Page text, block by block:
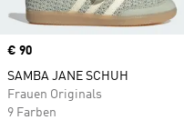
Price
€ 90
SAMBA JANE SCHUH
Frauen Originals
9 Farben